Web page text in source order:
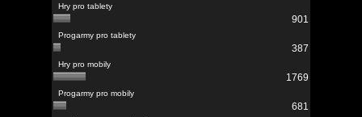
901
387
1769
681